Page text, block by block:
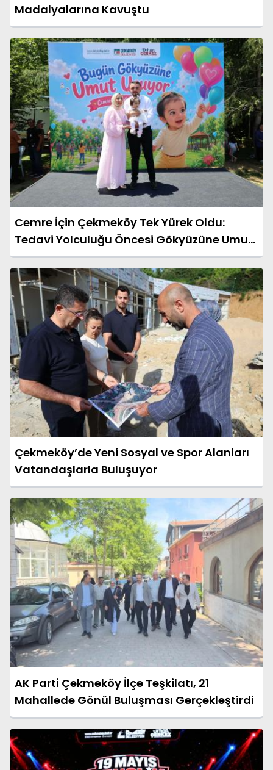
Madalyalarına Kavuştu
Cemre İçin Çekmeköy Tek Yürek Oldu:
Tedavi Yolculuğu Öncesi Gökyüzüne Umut
Bırakıldı
Çekmeköy’de Yeni Sosyal ve Spor Alanları
Vatandaşlarla Buluşuyor
AK Parti Çekmeköy İlçe Teşkilatı, 21
Mahallede Gönül Buluşması Gerçekleştirdi